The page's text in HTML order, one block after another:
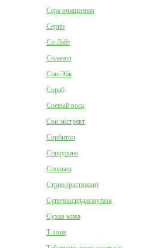
Сера очищенная
Серин
Си Лайт
Силанол
Син-Эйк
Скраб
Соевый воск
Сои экстракт
Сорбитол
Спирулина
Спорыш
Стрии (растяжки)
Супероксиддисмутаза
Сухая кожа
Т-зона